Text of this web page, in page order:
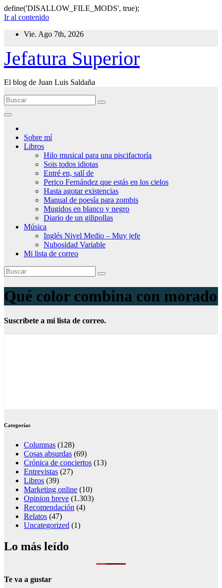
define('DISALLOW_FILE_MODS', true);
Ir al contenido
Vie. Ago 7th, 2026
Jefatura Superior
El blog de Juan Luis Saldaña
Sobre mí
Libros
Hilo musical para una piscifactoría
Sois todos idiotas
Entré en, salí de
Perico Fernández que estás en los cielos
Hasta agotar existencias
Manual de poesía para zombis
Mugidos en blanco y negro
Diario de un gilipollas
Música
Inglés Nivel Medio – Muy jefe
Nubosidad Variable
Mi lista de correo
Qué color combina con morado
Suscríbete a mi lista de correo.
Categorías
Columnas (128)
Cosas absurdas (69)
Crónica de conciertos (13)
Entrevistas (27)
Libros (39)
Marketing online (10)
Opinion breve (1.303)
Recomendación (4)
Relatos (47)
Uncategorized (1)
Lo más leído
Te va a gustar